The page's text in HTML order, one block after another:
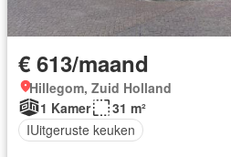
€ 613/maand
Hillegom, Zuid Holland
1 Kamer
31 m²
IUitgeruste keuken